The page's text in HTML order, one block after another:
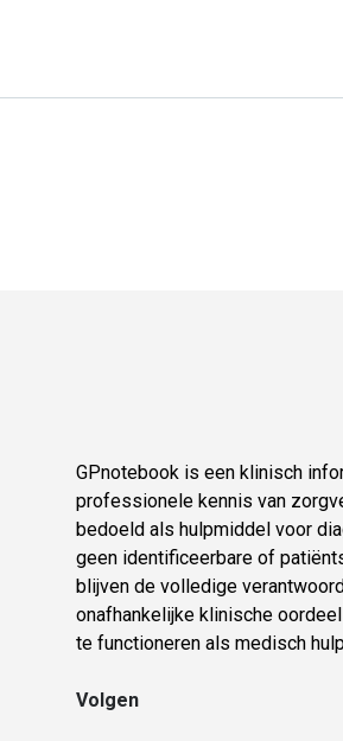
GPnotebook is een klinisch
professionele kennis van
bedoeld als hulpmiddel voor
geen identificeerbare of
blijven de volledige
onafhankelijke klinische
te functioneren als medisch
Volgen